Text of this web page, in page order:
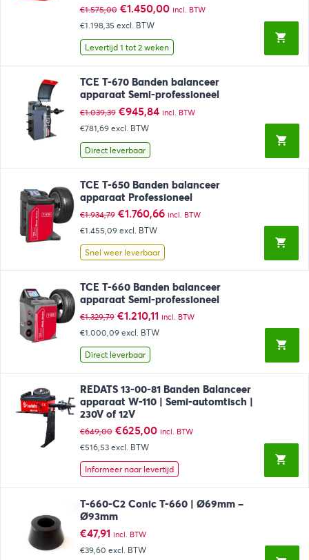
€1.575,00 Oorspronkelijke
prijs
was:
€1.575,00.
€1.450,00Huidige
€1.450,00.
incl. BTW
€1.198,35 excl. BTW
Levertijd 1 tot 2 weken
TCE T-670 Banden balanceer
apparaat Semi-professioneel
€1.039,39 Oorspronkelijke
prijs
was:
€1.039,39.
€945,84Huidige
incl. BTW
€781,69 excl. BTW
Direct leverbaar
TCE T-650 Banden balanceer
apparaat Professioneel
€1.934,79 Oorspronkelijke
prijs
was:
€1.934,79.
€1.760,66Huidige
€1.760,66.
incl. BTW
€1.455,09 excl. BTW
Snel weer leverbaar
TCE T-660 Banden balanceer
apparaat Semi-professioneel
€1.329,79 Oorspronkelijke
prijs
was:
€1.329,79.
€1.210,11Huidige
prijs
is:
incl. BTW
€1.000,09 excl. BTW
Direct leverbaar
REDATS 13-00-81 Banden Balanceer
apparaat W-110 | Semi-automtisch |
230V of 12V
€649,00 Oorspronkelijke
prijs
was:
€649,00.
€625,00Huidige
€625,00.
incl. BTW
€516,53 excl. BTW
Informeer naar levertijd
T-660-C2 Conic T-660 | Ø69mm –
Ø93mm
€47,91 incl. BTW
€39,60 excl. BTW